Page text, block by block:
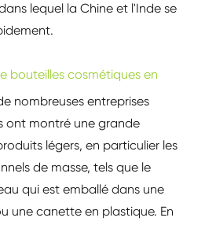
lequel la Chine et l'Inde se
bouteilles cosmétiques en
nombreuses entreprises
ont montré une grande
légers, en particulier les
de masse, tels que le
qui est emballé dans une
une canette en plastique. En